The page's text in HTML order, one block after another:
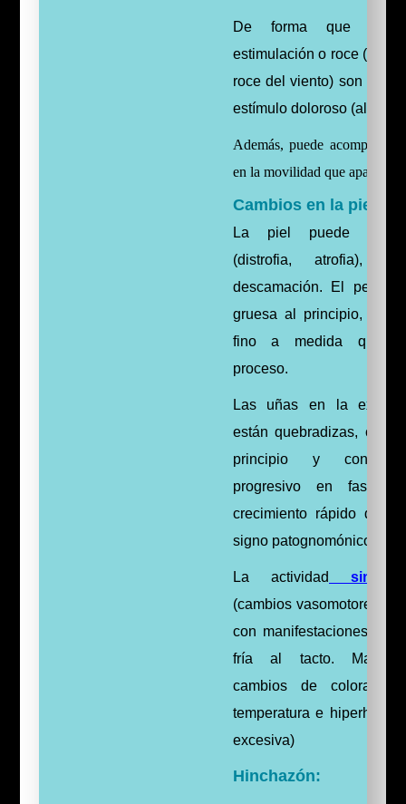
De forma que la
estimulación o roce (de la
roce del viento) son
estímulo doloroso
Además, puede
en la movilidad que aparecen
Cambios en la piel:
La piel puede
(distrofia, atrofia),
descamación. El pelo
gruesa al principio,
fino a medida que
proceso.
Las uñas en la
están quebradizas,
principio y con
progresivo en fases
crecimiento rápido de
signo patognomónico.
La actividad
(cambios vasomotores)
con manifestaciones de
fría al tacto.
cambios de
temperatura e
excesiva)
Hinchazón: